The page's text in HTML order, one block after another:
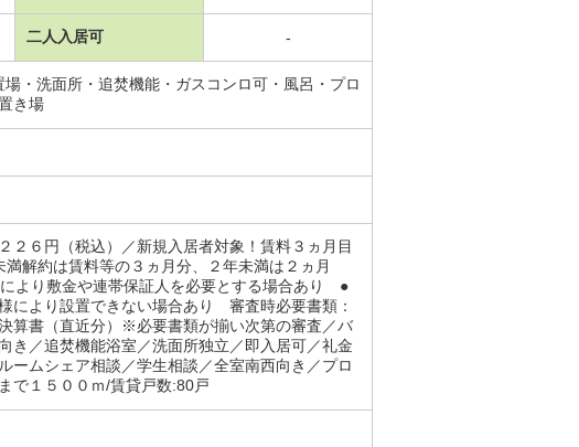
二人入居可 -
・洗面所・追焚機能・ガスコンロ可・風呂・プロ
き場
６円（税込）／新規入居者対象！賃料３ヵ月目
解約は賃料等の３ヵ月分、２年未満は２ヵ月
より敷金や連帯保証人を必要とする場合あり ●
より設置できない場合あり 審査時必要書類：
算書（直近分）※必要書類が揃い次第の審査／バ
き／追焚機能浴室／洗面所独立／即入居可／礼金
ームシェア相談／学生相談／全室南西向き／プロ
で１５００ｍ/賃貸戸数:80戸